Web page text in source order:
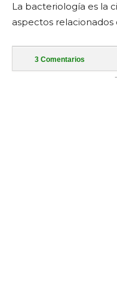
La bacteriología es la
aspectos relacionados
3 Comentarios